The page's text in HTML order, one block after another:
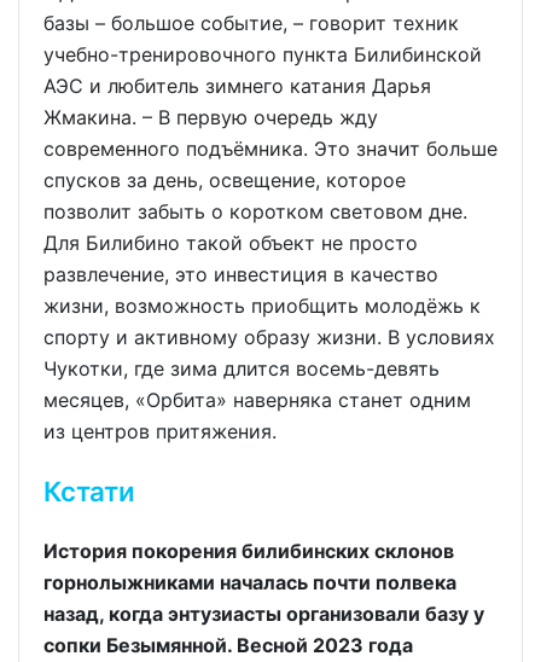
базы – большое событие, – говорит техник
учебно-тренировочного пункта Билибинской
АЭС и любитель зимнего катания Дарья
Жмакина. – В первую очередь жду
современного подъёмника. Это значит больше
спусков за день, освещение, которое
позволит забыть о коротком световом дне.
Для Билибино такой объект не просто
развлечение, это инвестиция в качество
жизни, возможность приобщить молодёжь к
спорту и активному образу жизни. В условиях
Чукотки, где зима длится восемь-девять
месяцев, «Орбита» наверняка станет одним
из центров притяжения.
Кстати
История покорения билибинских склонов
горнолыжниками началась почти полвека
назад, когда энтузиасты организовали базу у
сопки Безымянной. Весной 2023 года